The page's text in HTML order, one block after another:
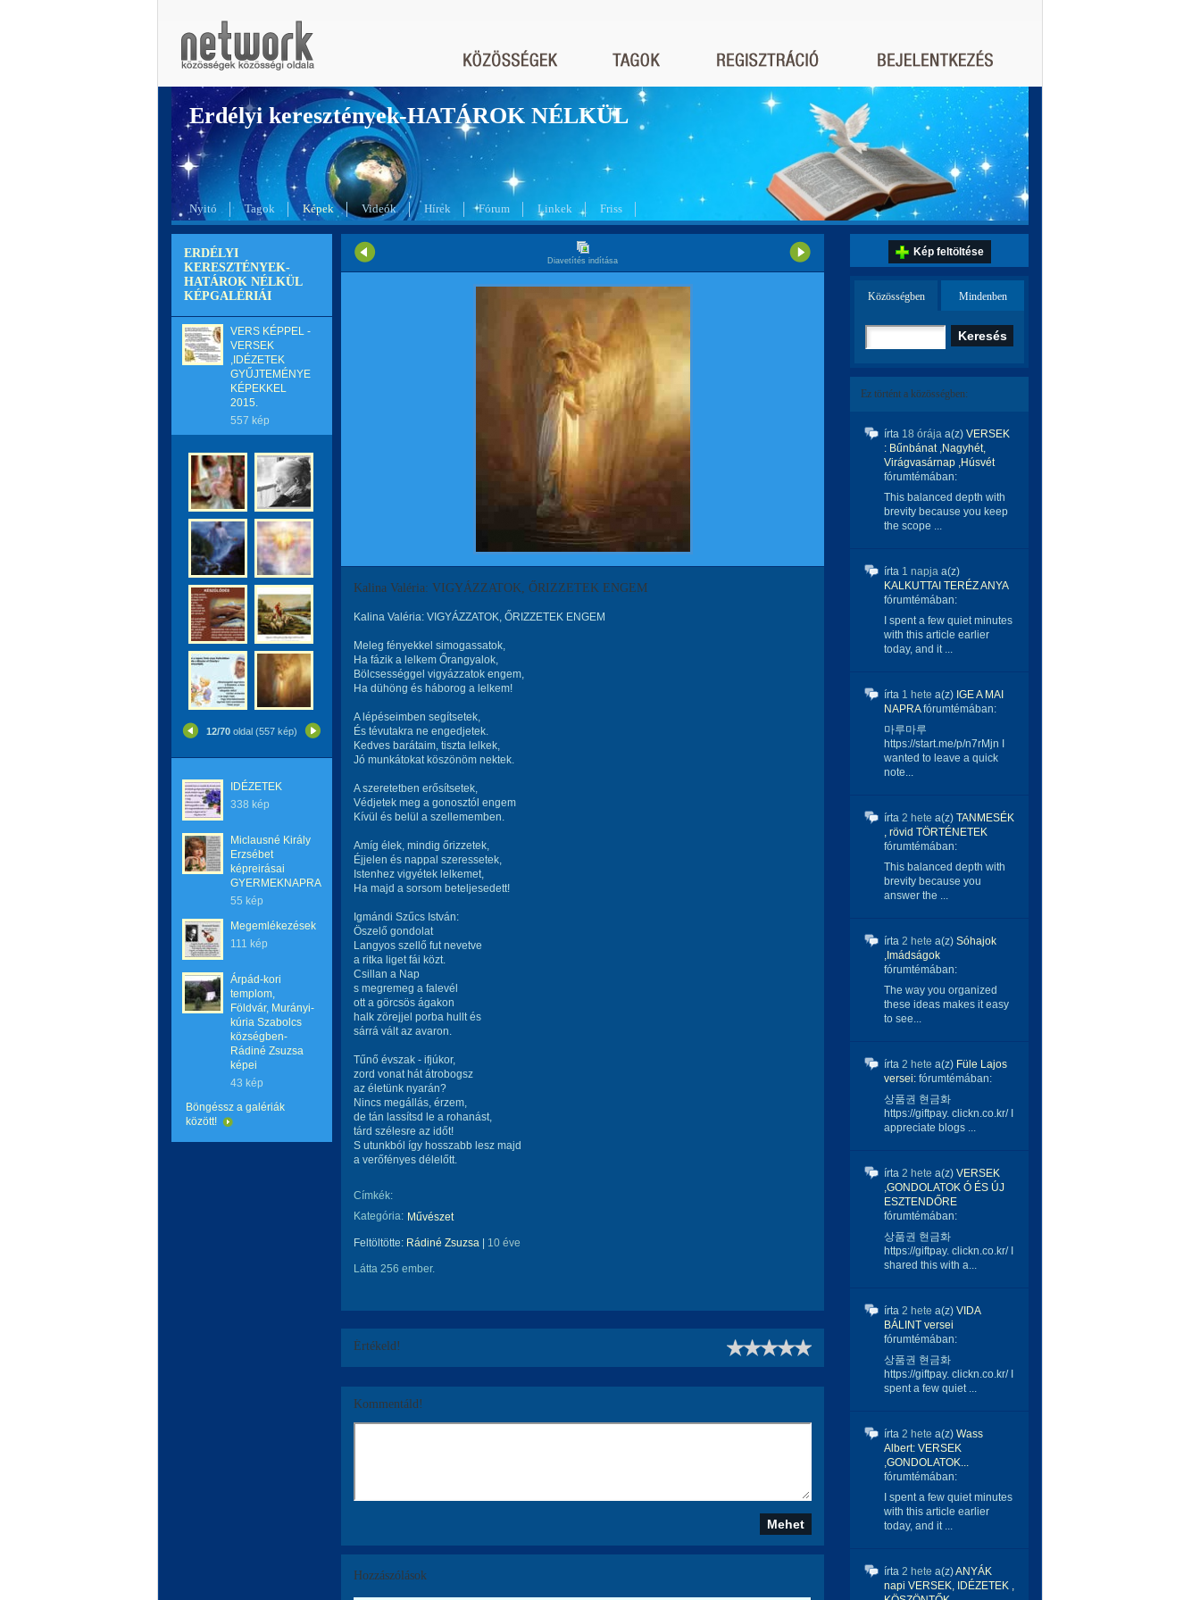
Erdélyi keresztények-HATÁROK NÉLKÜL
Nyitó Tagok Képek Videók Hírek Fórum Linkek Friss
ERDÉLYI
KERESZTÉNYEK-
HATÁROK NÉLKÜL
KÉPGALÉRIÁI
VERS KÉPPEL -
VERSEK
,IDÉZETEK
GYŰJTEMÉNYE
KÉPEKKEL
2015.
557 kép
12/70 oldal (557 kép)
IDÉZETEK
338 kép
Miclausné Király
Erzsébet
képreirásai
GYERMEKNAPRA
55 kép
Megemlékezések
111 kép
Árpád-kori
templom,
Földvár, Murányi-
kúria Szabolcs
községben-
Rádiné Zsuzsa
képei
43 kép
Böngéssz a galériák
között!
Diavetítés indítása
Kalina Valéria: VIGYÁZZATOK, ŐRIZZETEK ENGEM
Kalina Valéria: VIGYÁZZATOK, ŐRIZZETEK ENGEM
Meleg fényekkel simogassatok,
Ha fázik a lelkem Őrangyalok,
Bölcsességgel vigyázzatok engem,
Ha dühöng és háborog a lelkem!
A lépéseimben segítsetek,
És tévutakra ne engedjetek.
Kedves barátaim, tiszta lelkek,
Jó munkátokat köszönöm nektek.
A szeretetben erősítsetek,
Védjetek meg a gonosztól engem
Kívül és belül a szellememben.
Amíg élek, mindig őrizzetek,
Éjjelen és nappal szeressetek,
Istenhez vigyétek lelkemet,
Ha majd a sorsom beteljesedett!
Igmándi Szűcs István:
Öszelő gondolat
Langyos szellő fut nevetve
a ritka liget fái közt.
Csillan a Nap
s megremeg a falevél
ott a görcsös ágakon
halk zörejjel porba hullt és
sárrá vált az avaron.
Tűnő évszak - ifjúkor,
zord vonat hát átrobogsz
az életünk nyarán?
Nincs megállás, érzem,
de tán lassítsd le a rohanást,
tárd szélesre az időt!
S utunkból így hosszabb lesz majd
a verőfényes délelőtt.
Címkék:
Kategória: Művészet
Feltöltötte: Rádiné Zsuzsa 10 éve
Látta 256 ember.
Értékeld!
Kommentáld!
Hozzászólások
Kép feltöltése
Közösségben Mindenben
Ez történt a közösségben:
írta 18 órája a(z) VERSEK
: Bűnbánat ,Nagyhét,
Virágvasárnap ,Húsvét
fórumtémában:
This balanced depth with
brevity because you keep
the scope ...
írta 1 napja a(z)
KALKUTTAI TERÉZ ANYA
fórumtémában:
I spent a few quiet minutes
with this article earlier
today, and it ...
írta 1 hete a(z) IGE A MAI
NAPRAfórumtémában:
마루마루
https://start.me/p/n7rMjn I
wanted to leave a quick
note...
írta 2 hete a(z) TANMESÉK
, rövid TÖRTÉNETEK
fórumtémában:
This balanced depth with
brevity because you
answer the ...
írta 2 hete a(z) Sóhajok
,Imádságok
fórumtémában:
The way you organized
these ideas makes it easy
to see...
írta 2 hete a(z) Füle Lajos
versei: fórumtémában:
상품권 현금화
https://giftpay. clickn.co.kr/ I
appreciate blogs ...
írta 2 hete a(z) VERSEK
,GONDOLATOK Ó ÉS ÚJ
ESZTENDŐRE
fórumtémában:
상품권 현금화
https://giftpay. clickn.co.kr/ I
shared this with a...
írta 2 hete a(z) VIDA
BÁLINT versei
fórumtémában:
상품권 현금화
https://giftpay. clickn.co.kr/ I
spent a few quiet ...
írta 2 hete a(z) Wass
Albert: VERSEK
,GONDOLATOK...
fórumtémában:
I spent a few quiet minutes
with this article earlier
today, and it ...
írta 2 hete a(z)ANYÁK
napi VERSEK, IDÉZETEK ,